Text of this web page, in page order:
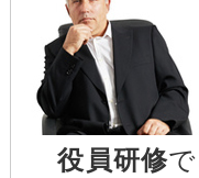
役員研修